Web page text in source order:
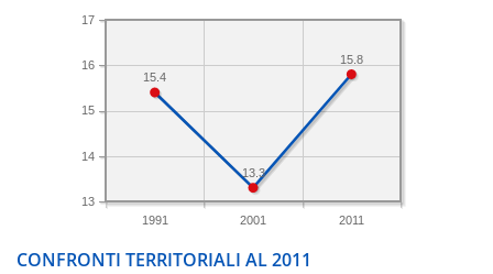
1991 2001 2011
13
14
15
16
17
15.8
13.3
15.4
CONFRONTI TERRITORIALI AL 2011